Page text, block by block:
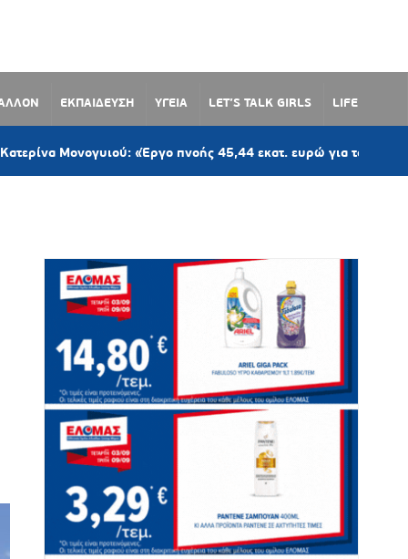
ΕΚΠΑΙΔΕΥΣΗ ΥΓΕΙΑ LET’S TALK GIRLS LIFE
«Έργο πνοής 45,44 εκατ. ευρώ για το Αεροδρόμιο